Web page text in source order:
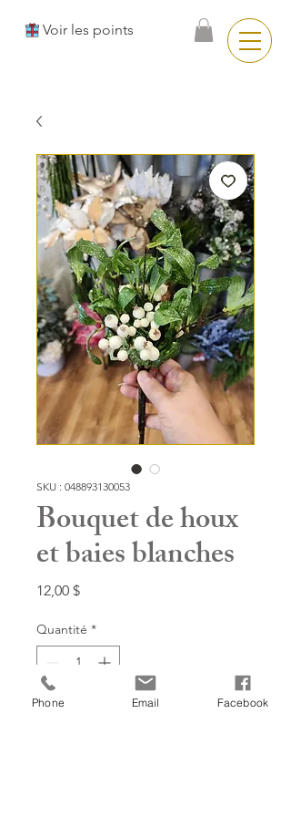
Voir les points
SKU : 048893130053
Bouquet de houx
et baies blanches
12,00 $Prix
Quantité *
Phone Email Facebook